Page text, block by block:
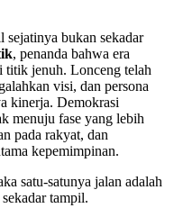
bukan sekadar
, penanda bahwa era
titik jenuh. Lonceng telah
visi, dan persona
kinerja. Demokrasi
menuju fase yang lebih
pada rakyat, dan
kepemimpinan.
satu-satunya jalan adalah
tampil.